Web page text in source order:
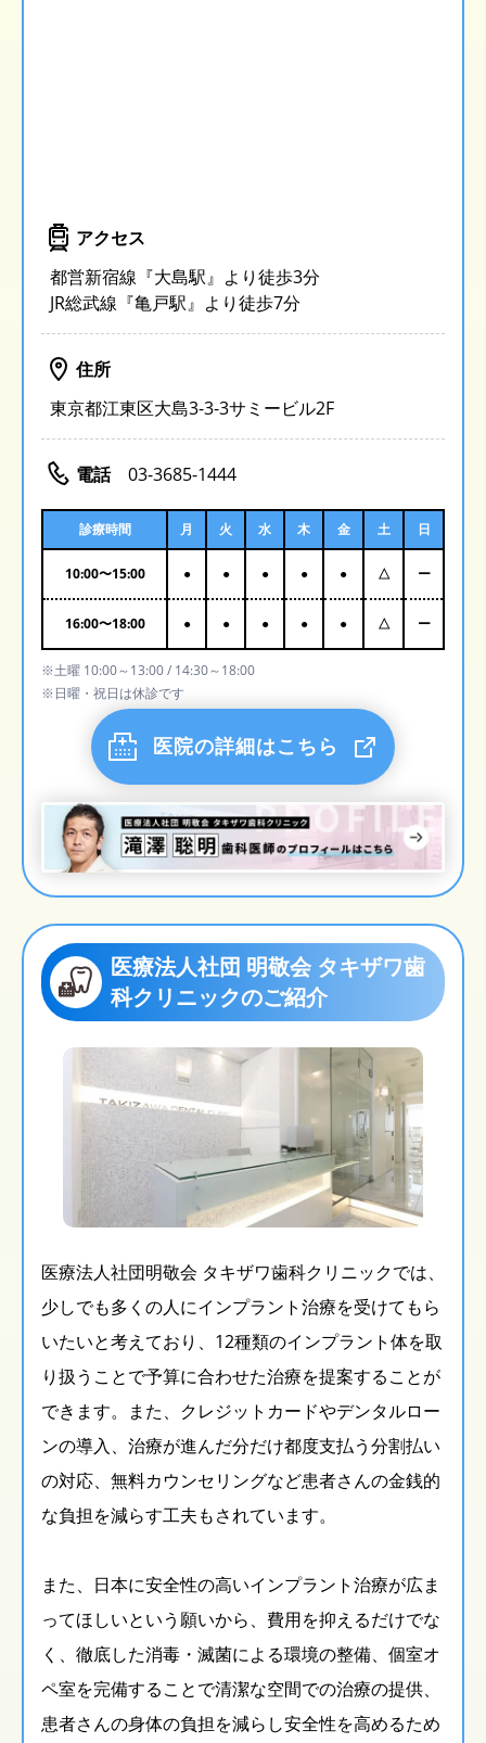
アクセス
都営新宿線『大島駅』より徒歩3分
JR総武線『亀戸駅』より徒歩7分
住所
東京都江東区大島3-3-3サミービル2F
電話 03-3685-1444
診療時間 月 火 水 木 金 土 日
10:00〜15:00 ● ● ● ● ● △ ー
16:00〜18:00 ● ● ● ● ● △ ー
※土曜 10:00～13:00 / 14:30～18:00
※日曜・祝日は休診です
医院の詳細はこちら
医療法人社団 明敬会 タキザワ歯
科クリニックのご紹介
医療法人社団明敬会 タキザワ歯科クリニックでは、
少しでも多くの人にインプラント治療を受けてもら
いたいと考えており、12種類のインプラント体を取
り扱うことで予算に合わせた治療を提案することが
できます。また、クレジットカードやデンタルロー
ンの導入、治療が進んだ分だけ都度支払う分割払い
の対応、無料カウンセリングなど患者さんの金銭的
な負担を減らす工夫もされています。
また、日本に安全性の高いインプラント治療が広ま
ってほしいという願いから、費用を抑えるだけでな
く、徹底した消毒・滅菌による環境の整備、個室オ
ペ室を完備することで清潔な空間での治療の提供、
患者さんの身体の負担を減らし安全性を高めるため